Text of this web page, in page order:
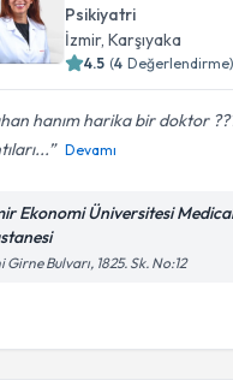
Psikiyatri
İzmir, Karşıyaka
4.5 (4 Değerlendirme)
hanım harika bir doktor
Devamı
Ekonomi Üniversitesi
Girne Bulvarı, 1825. Sk. No:12